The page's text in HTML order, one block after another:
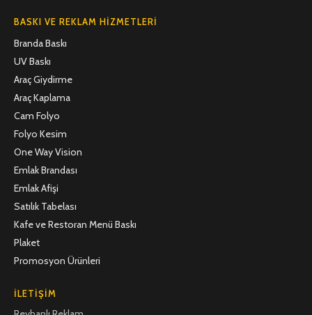
BASKI VE REKLAM HIZMETLERI
Branda Baskı
UV Baskı
Araç Giydirme
Araç Kaplama
Cam Folyo
Folyo Kesim
One Way Vision
Emlak Brandası
Emlak Afişi
Satılık Tabelası
Kafe ve Restoran Menü Baskı
Plaket
Promosyon Ürünleri
İLETIŞIM